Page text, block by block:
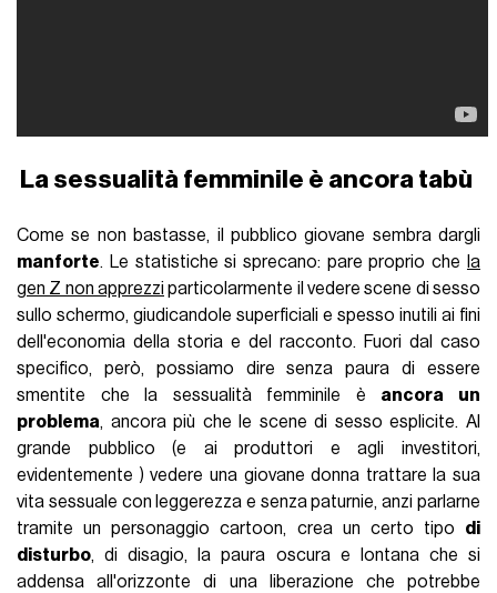
La sessualità femminile è ancora tabù
Come se non bastasse, il pubblico giovane sembra dargli
manforte. Le statistiche si sprecano: pare proprio che
la
gen Z non apprezzi particolarmente il vedere scene di sesso
sullo schermo, giudicandole superficiali e spesso inutili ai fini
dell'economia della storia e del racconto. Fuori dal caso
specifico, però, possiamo dire senza paura di essere
smentite che la sessualità femminile è ancora un
problema, ancora più che le scene di sesso esplicite. Al
grande pubblico (e ai produttori e agli investitori,
evidentemente ) vedere una giovane donna trattare la sua
vita sessuale con leggerezza e senza paturnie, anzi parlarne
tramite un personaggio cartoon, crea un certo tipo di
disturbo, di disagio, la paura oscura e lontana che si
addensa all'orizzonte di una liberazione che potrebbe